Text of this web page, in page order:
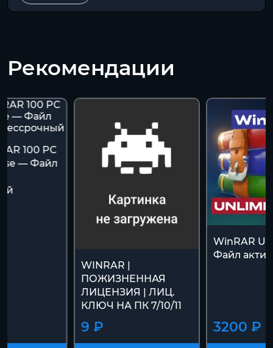
Рекомендации
100 PC
— Файл
WINRAR |
ПОЖИЗНЕННАЯ
ЛИЦЕНЗИЯ | ЛИЦ.
КЛЮЧ НА ПК 7/10/11
9 ₽
WinRAR
Файл
3200 ₽